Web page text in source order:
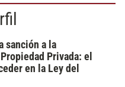
sanción a la
Privada: el
en la Ley del